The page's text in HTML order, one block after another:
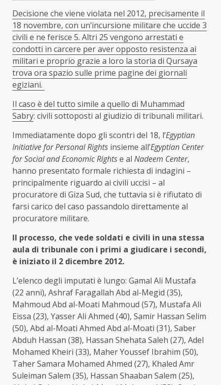
Decisione che viene violata nel 2012, precisamente il
18 novembre, con un’incursione militare che uccide 3
civili e ne ferisce 5. Altri 25 vengono arrestati e
condotti in carcere per aver opposto resistenza ai
militari e proprio grazie a loro la storia di Qursaya
trova ora spazio sulle prime pagine dei giornali
egiziani.
Il caso è del tutto simile a quello di Muhammad
Sabry: civili sottoposti al giudizio di tribunali militari.
Immediatamente dopo gli scontri del 18, l’Egyptian
Initiative for Personal Rights insieme all’Egyptian Center
for Social and Economic Rightse al Nadeem Center,
hanno presentato formale richiesta di indagini –
principalmente riguardo ai civili uccisi – al
procuratore di Giza Sud, che tuttavia si è rifiutato di
farsi carico del caso passandolo direttamente al
procuratore militare.
Il processo, che vede soldati e civili in una stessa
aula di tribunale con i primi a giudicare i secondi,
è iniziato il 2 dicembre 2012.
L’elenco degli imputati è lungo: Gamal Ali Mustafa
(22 anni), Ashraf Faragallah Abd al-Megid (35),
Mahmoud Abd al-Moati Mahmoud (57), Mustafa Ali
Eissa (23), Yasser Ali Ahmed (40), Samir Hassan Selim
(50), Abd al-Moati Ahmed Abd al-Moati (31), Saber
Abduh Hassan (38), Hassan Shehata Saleh (27), Adel
Mohamed Kheiri (33), Maher Youssef Ibrahim (50),
Taher Samara Mohamed Ahmed (27), Khaled Amr
Suleiman Salem (35), Hassan Shaaban Salem (25),